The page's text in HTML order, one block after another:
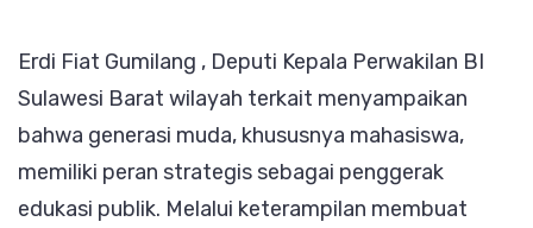
Erdi Fiat Gumilang , Deputi Kepala Perwakilan BI
Sulawesi Barat wilayah terkait menyampaikan
bahwa generasi muda, khususnya mahasiswa,
memiliki peran strategis sebagai penggerak
edukasi publik. Melalui keterampilan membuat